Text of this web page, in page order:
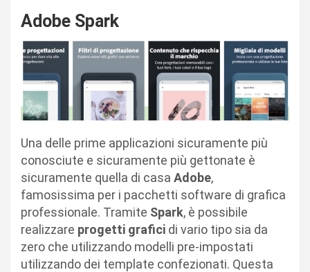
Adobe Spark
Una delle prime applicazioni sicuramente più
conosciute e sicuramente più gettonate è
sicuramente quella di casa Adobe,
famosissima per i pacchetti software di grafica
professionale. Tramite Spark, è possibile
realizzare progetti grafici di vario tipo sia da
zero che utilizzando modelli pre-impostati
utilizzando dei template confezionati. Questa